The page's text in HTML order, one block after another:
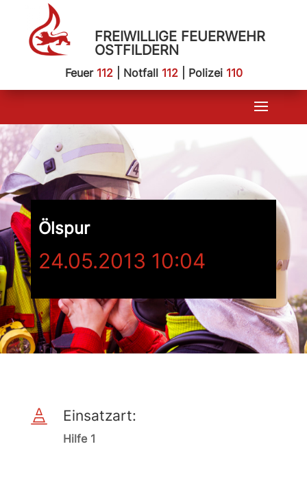
FREIWILLIGE FEUERWEHR
OSTFILDERN
Feuer 112| Notfall 112| Polizei 110
Ölspur
24.05.2013 10:04
 Einsatzart:
Hilfe 1